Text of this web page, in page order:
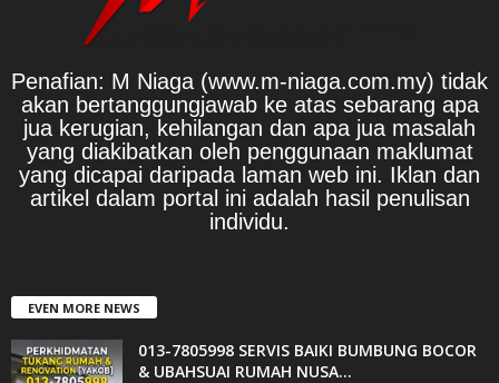
Penafian: M Niaga (www.m-niaga.com.my) tidak
akan bertanggungjawab ke atas sebarang apa
jua kerugian, kehilangan dan apa jua masalah
yang diakibatkan oleh penggunaan maklumat
yang dicapai daripada laman web ini. Iklan dan
artikel dalam portal ini adalah hasil penulisan
individu.
EVEN MORE NEWS
013-7805998 SERVIS BAIKI BUMBUNG BOCOR
& UBAHSUAI RUMAH NUSA...